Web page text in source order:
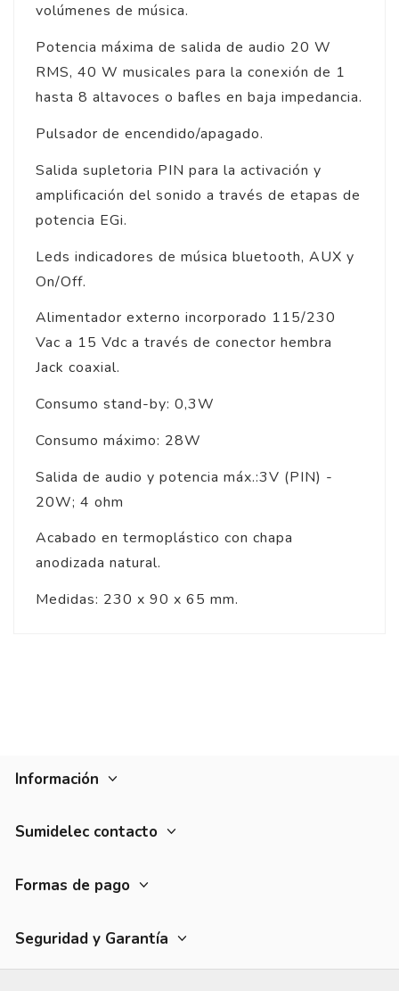
volúmenes de música.
Potencia máxima de salida de audio 20 W
RMS, 40 W musicales para la conexión de 1
hasta 8 altavoces o bafles en baja impedancia.
Pulsador de encendido/apagado.
Salida supletoria PIN para la activación y
amplificación del sonido a través de etapas de
potencia EGi.
Leds indicadores de música bluetooth, AUX y
On/Off.
Alimentador externo incorporado 115/230
Vac a 15 Vdc a través de conector hembra
Jack coaxial.
Consumo stand-by: 0,3W
Consumo máximo: 28W
Salida de audio y potencia máx.:3V (PIN) -
20W; 4 ohm
Acabado en termoplástico con chapa
anodizada natural.
Medidas: 230 x 90 x 65 mm.
Información
Sumidelec contacto
Formas de pago
Seguridad y Garantía